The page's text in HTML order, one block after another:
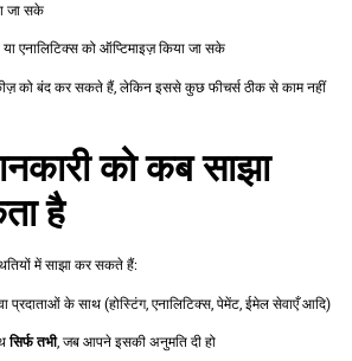
जा सके
या एनालिटिक्स को ऑप्टिमाइज़ किया जा सके
को बंद कर सकते हैं, लेकिन इससे कुछ फीचर्स ठीक से काम नहीं
को कब साझा
है
में साझा कर सकते हैं:
प्रदाताओं के साथ (होस्टिंग, एनालिटिक्स, पेमेंट, ईमेल सेवाएँ आदि)
सिर्फ तभी, जब आपने इसकी अनुमति दी हो